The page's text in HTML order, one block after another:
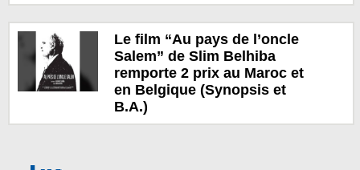
Le film “Au pays de l’oncle
Salem” de Slim Belhiba
remporte 2 prix au Maroc et
en Belgique (Synopsis et
B.A.)